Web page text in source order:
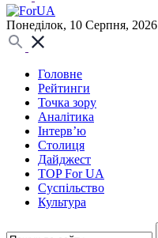
Понеділок, 10 Серпня, 2026
Головне
Рейтинги
Точка зору
Аналітика
Інтерв’ю
Столиця
Дайджест
TOP For UA
Суспiльство
Культура